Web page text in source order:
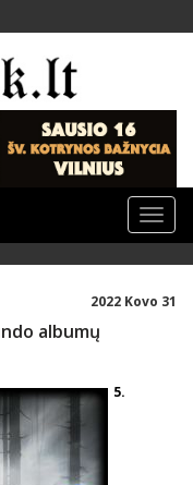
Toggle
2022 Kovo 31
albumų
5.